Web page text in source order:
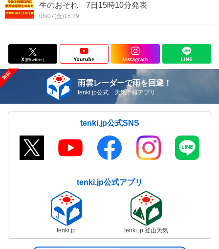
生のおそれ 7日15時10分発表
08/07(金)15:29
雨雲レーダーで雨を回避！
tenki.jp公式 天気予報アプリ
tenki.jp公式SNS
tenki.jp公式アプリ
tenki.jp tenki.jp 登山天気